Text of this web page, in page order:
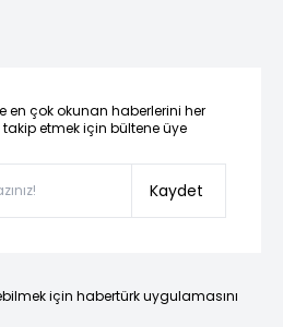
en çok okunan haberlerini her
etmek için bültene üye
Kaydet
için habertürk uygulamasını